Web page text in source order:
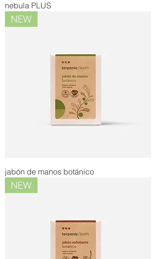
nebula PLUS
NEW
jabón de manos botánico
NEW